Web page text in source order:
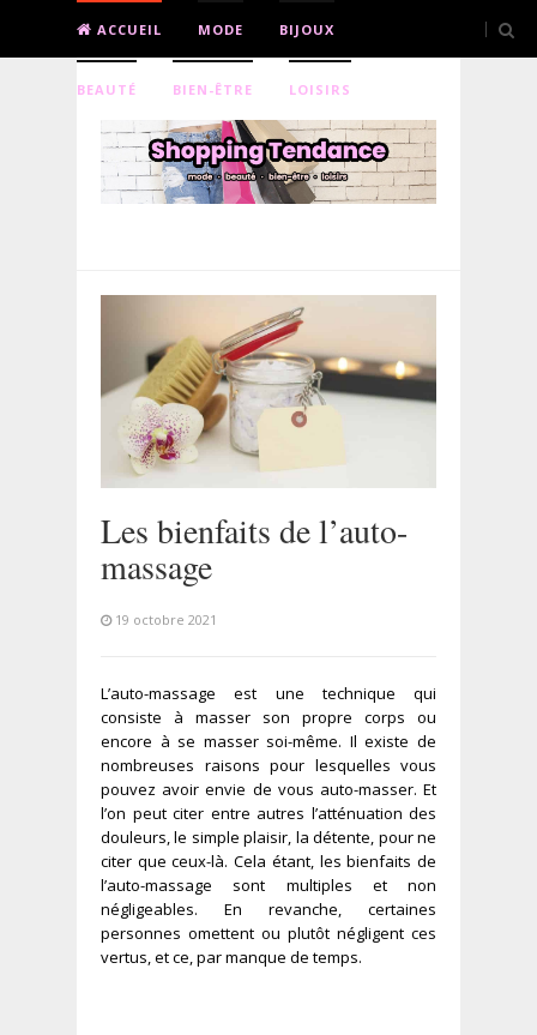
ACCUEIL MODE BIJOUX
BEAUTÉ BIEN-ÊTRE LOISIRS
Les bienfaits de l’auto-
massage
19 octobre 2021
L’auto-massage est une technique qui
consiste à masser son propre corps ou
encore à se masser soi-même. Il existe de
nombreuses raisons pour lesquelles vous
pouvez avoir envie de vous auto-masser. Et
l’on peut citer entre autres l’atténuation des
douleurs, le simple plaisir, la détente, pour ne
citer que ceux-là. Cela étant, les bienfaits de
l’auto-massage sont multiples et non
négligeables. En revanche, certaines
personnes omettent ou plutôt négligent ces
vertus, et ce, par manque de temps.